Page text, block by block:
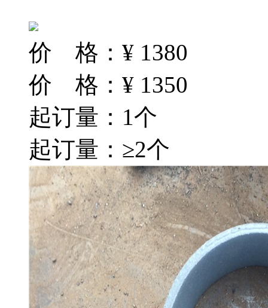
价 格： ¥ 1380
价 格： ¥ 1350
起订量：1个
起订量：≥2个